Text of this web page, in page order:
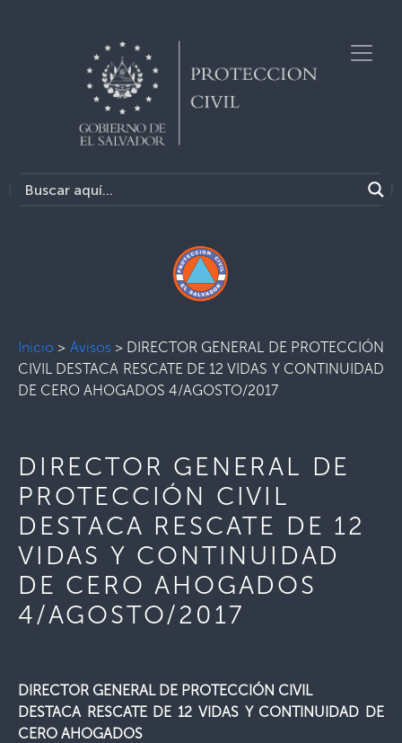
Inicio > Avisos> DIRECTOR GENERAL DE PROTECCIÓN
CIVIL DESTACA RESCATE DE 12 VIDAS Y CONTINUIDAD
DE CERO AHOGADOS 4/AGOSTO/2017
DIRECTOR GENERAL DE
PROTECCIÓN CIVIL
DESTACA RESCATE DE 12
VIDAS Y CONTINUIDAD
DE CERO AHOGADOS
4/AGOSTO/2017
DIRECTOR GENERAL DE PROTECCIÓN CIVIL
DESTACA RESCATE DE 12 VIDAS Y CONTINUIDAD DE
CERO AHOGADOS